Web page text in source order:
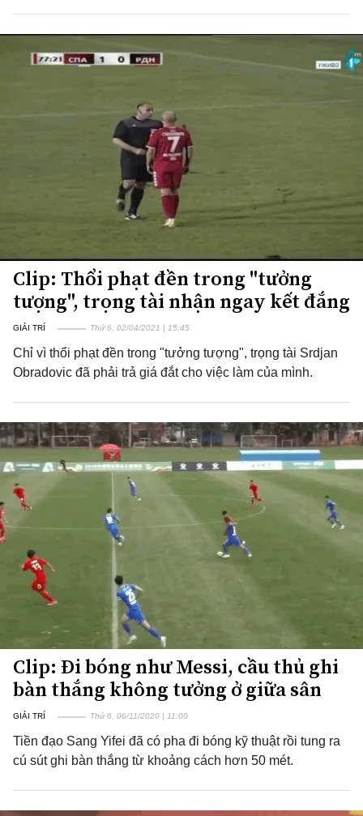
Clip: Thổi phạt đền trong "tưởng
tượng", trọng tài nhận ngay kết đắng
GIẢI TRÍ Thứ 6, 02/04/2021 | 15:45
Chỉ vì thổi phạt đền trong "tưởng tượng", trọng tài Srdjan
Obradovic đã phải trả giá đắt cho việc làm của mình.
Clip: Đi bóng như Messi, cầu thủ ghi
bàn thắng không tưởng ở giữa sân
GIẢI TRÍ Thứ 6, 06/11/2020 | 11:00
Tiền đạo Sang Yifei đã có pha đi bóng kỹ thuật rồi tung ra
cú sút ghi bàn thắng từ khoảng cách hơn 50 mét.